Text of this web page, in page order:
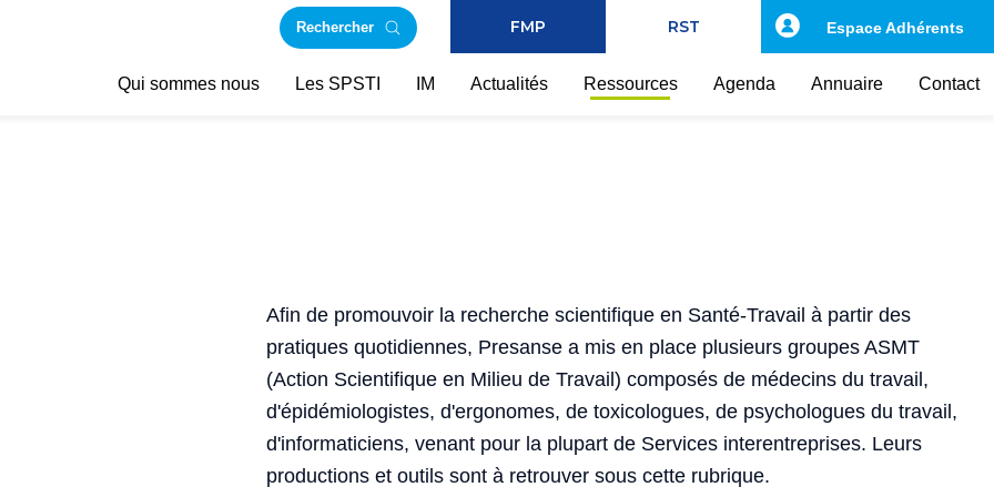
Rechercher FMP RST
Qui sommes nous Les SPSTI IM Actualités Ressources Agenda Annuaire Contact
Espace Adhérents
Afin de promouvoir la recherche scientifique en Santé-Travail à partir des
pratiques quotidiennes, Presanse a mis en place plusieurs groupes ASMT
(Action Scientifique en Milieu de Travail) composés de médecins du travail,
d'épidémiologistes, d'ergonomes, de toxicologues, de psychologues du travail,
d'informaticiens, venant pour la plupart de Services interentreprises. Leurs
productions et outils sont à retrouver sous cette rubrique.